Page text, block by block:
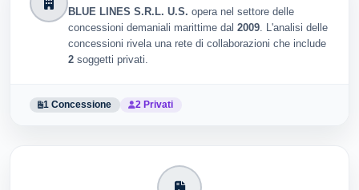
BLUE LINES S.R.L. U.S. opera nel settore delle
concessioni demaniali marittime dal 2009. L'analisi delle
concessioni rivela una rete di collaborazioni che include
2 soggetti privati.
1 Concessione 2 Privati